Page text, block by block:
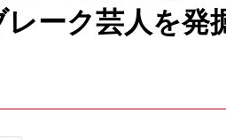
ーク芸人を発